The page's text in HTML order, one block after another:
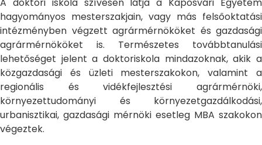
hagyományos mesterszakjain, vagy más felsőoktatási
intézményben végzett agrármérnököket és gazdasági
agrármérnököket is. Természetes továbbtanulási
lehetőséget jelent a doktoriskola mindazoknak, akik a
közgazdasági és üzleti mesterszakokon, valamint a
regionális és vidékfejlesztési agrármérnöki,
környezettudományi és környezetgazdálkodási,
urbanisztikai, gazdasági mérnöki esetleg MBA szakokon
végeztek.